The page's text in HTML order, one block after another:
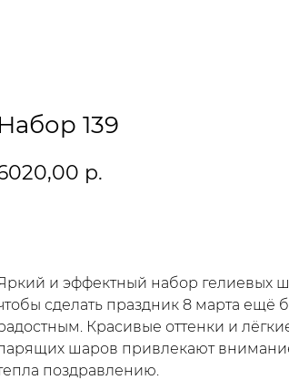
Набор 139
р.
и эффектный набор гелиевых
сделать праздник 8 марта ещё
Красивые оттенки и
шаров привлекают
поздравлению.